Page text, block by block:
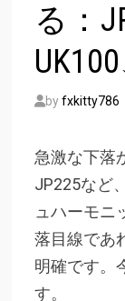
る：
byfxkitty786
急激な下落
JP225など
ュハーモニ
落目線であ
明確です。
す。